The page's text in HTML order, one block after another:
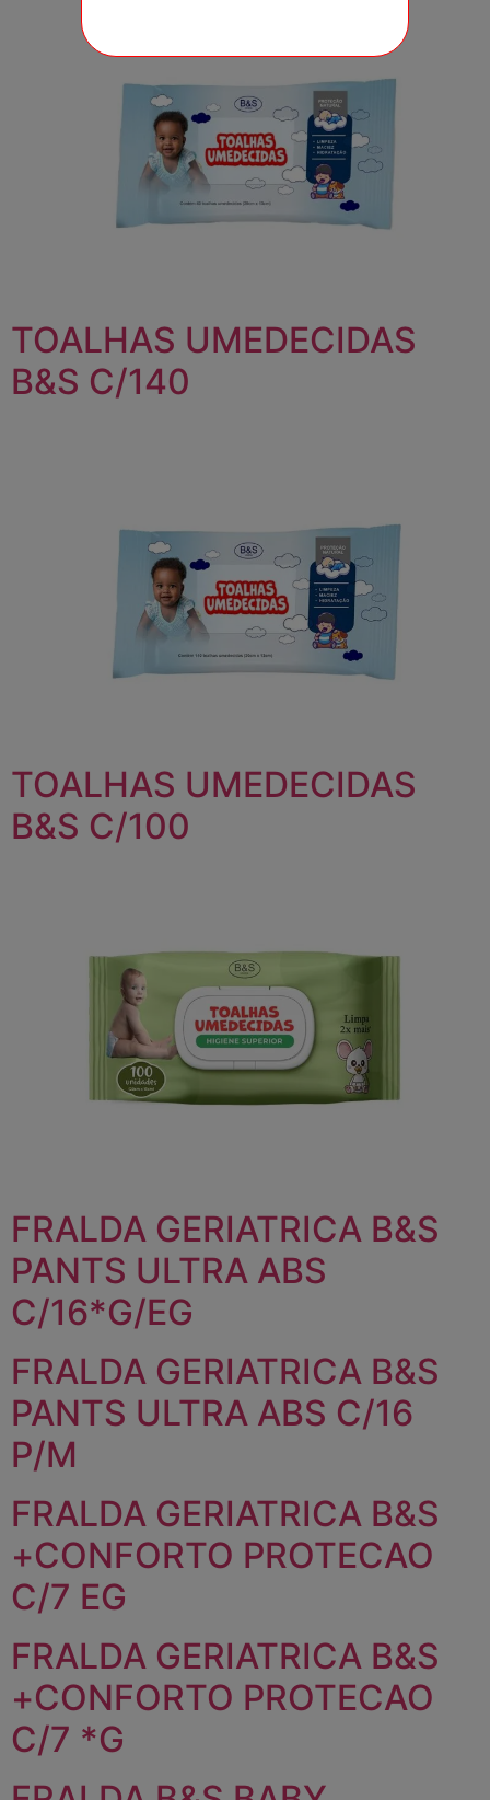
TOALHAS UMEDECIDAS
B&S C/140
TOALHAS UMEDECIDAS
B&S C/100
FRALDA GERIATRICA B&S
PANTS ULTRA ABS
C/16*G/EG
FRALDA GERIATRICA B&S
PANTS ULTRA ABS C/16
P/M
FRALDA GERIATRICA B&S
+CONFORTO PROTECAO
C/7 EG
FRALDA GERIATRICA B&S
+CONFORTO PROTECAO
C/7 *G